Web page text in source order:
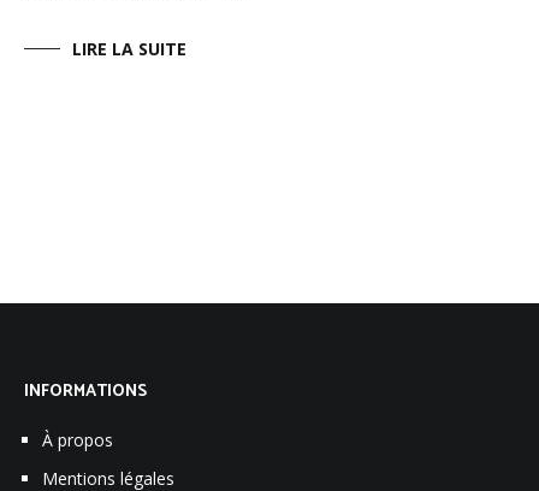
LIRE LA SUITE
INFORMATIONS
À propos
Mentions légales